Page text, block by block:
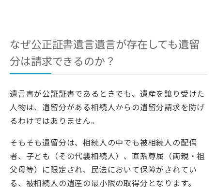
なぜ公正証書遺言遺言が存在しても遺留
分は請求できるのか？
遺言書が公証証書であるときでも、遺産を譲り受けた
人物は、遺留分がある相続人からの遺留分請求を防げ
るわけではありません。
そもそも遺留分は、相続人の中でも被相続人の配偶
者、子ども（その代襲相続人）、直系尊属（両親・祖
父母等）に限定され、民法において保障がされてい
る、被相続人の遺産の最小限の取得分となります。